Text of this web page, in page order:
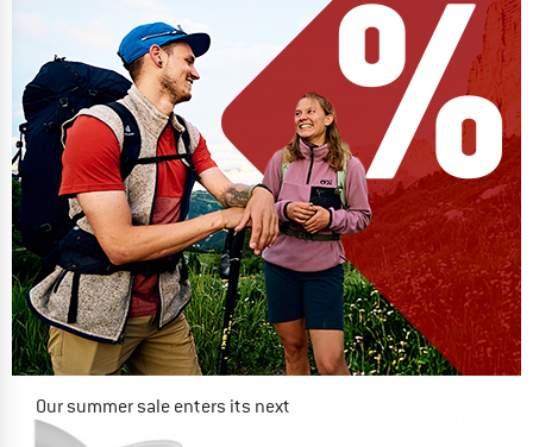
Our summer sale enters its next
phase